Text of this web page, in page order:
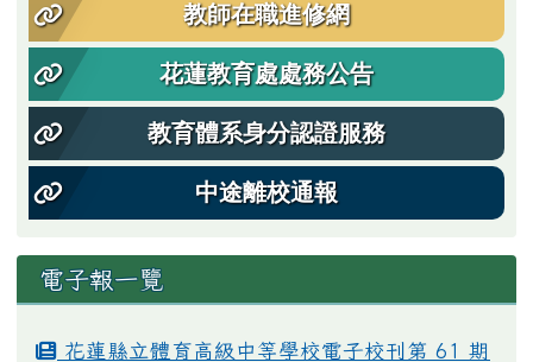
教師在職進修網
花蓮教育處處務公告
教育體系身分認證服務
中途離校通報
電子報一覽
花蓮縣立體育高級中等學校電子校刊第 61 期